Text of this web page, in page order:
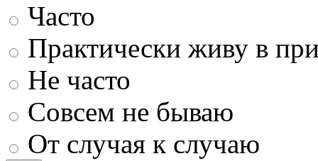
Часто
Практически живу в
Не часто
Совсем не бываю
От случая к случаю